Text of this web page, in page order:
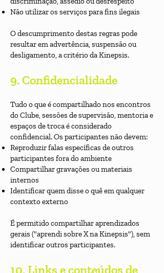
Não utilizar os serviços para fins ilegais
O descumprimento destas regras pode
resultar em advertência, suspensão ou
desligamento, a critério da Kinepsis.
9. Confidencialidade
Tudo o que é compartilhado nos encontros
do Clube, sessões de supervisão, mentoria e
espaços de troca é considerado
confidencial. Os participantes não devem:
Reproduzir falas específicas de outros
participantes fora do ambiente
Compartilhar gravações ou materiais
internos
Identificar quem disse o quê em qualquer
contexto externo
É permitido compartilhar aprendizados
gerais ("aprendi sobre X na Kinepsis"), sem
identificar outros participantes.
10. Links e conteúdos de